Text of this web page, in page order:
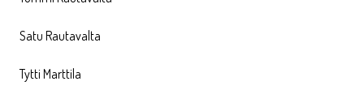
Satu Rautavalta
Tytti Marttila